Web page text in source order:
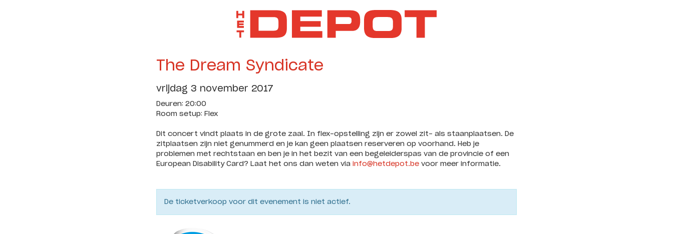
The Dream Syndicate
vrijdag 3 november 2017
Deuren: 20:00
Room setup: Flex
Dit concert vindt plaats in de grote zaal. In flex-opstelling zijn er zowel zit- als staanplaatsen. De
zitplaatsen zijn niet genummerd en je kan geen plaatsen reserveren op voorhand. Heb je
problemen met rechtstaan en ben je in het bezit van een begeleiderspas van de provincie of een
European Disability Card? Laat het ons dan weten via info@hetdepot.be voor meer informatie.
De ticketverkoop voor dit evenement is niet actief.